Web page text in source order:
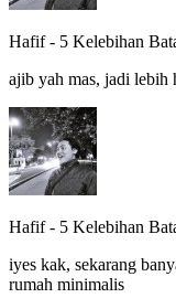
Hafif- 5 Kelebihan
ajib yah mas, jadi lebih
Hafif- 5 Kelebihan
iyes kak, sekarang
rumah minimalis